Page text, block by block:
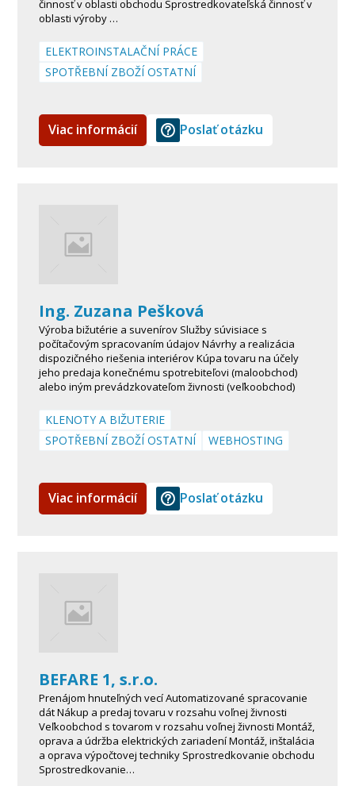
činnosť v oblasti obchodu Sprostredkovateľská činnosť v
oblasti výroby …
ELEKTROINSTALAČNÍ PRÁCE
SPOTŘEBNÍ ZBOŽÍ OSTATNÍ
Viac informácií Poslať otázku
Ing. Zuzana Pešková
Výroba bižutérie a suvenírov Služby súvisiace s
počítačovým spracovaním údajov Návrhy a realizácia
dispozičného riešenia interiérov Kúpa tovaru na účely
jeho predaja konečnému spotrebiteľovi (maloobchod)
alebo iným prevádzkovateľom živnosti (veľkoobchod)
KLENOTY A BIŽUTERIE
SPOTŘEBNÍ ZBOŽÍ OSTATNÍ
WEBHOSTING
Viac informácií Poslať otázku
BEFARE 1, s.r.o.
Prenájom hnuteľných vecí Automatizované spracovanie
dát Nákup a predaj tovaru v rozsahu voľnej živnosti
Veľkoobchod s tovarom v rozsahu voľnej živnosti Montáž,
oprava a údržba elektrických zariadení Montáž, inštalácia
a oprava výpočtovej techniky Sprostredkovanie obchodu
Sprostredkovanie…